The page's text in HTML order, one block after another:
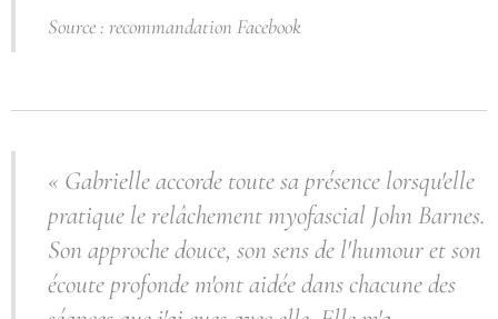
Source : recommandation Facebook
« Gabrielle accorde toute sa présence lorsqu'elle
pratique le relâchement myofascial John Barnes.
Son approche douce, son sens de l'humour et son
écoute profonde m'ont aidée dans chacune des